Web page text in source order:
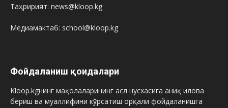
Таҳририят: news@kloop.kg
Медиамактаб: school@kloop.kg
Фойдаланиш қоидалари
Kloop.kgнинг мақолаларининг асл нусхасига аниқ илова
бериш ва муаллифини кўрсатиш орқали фойдаланишга